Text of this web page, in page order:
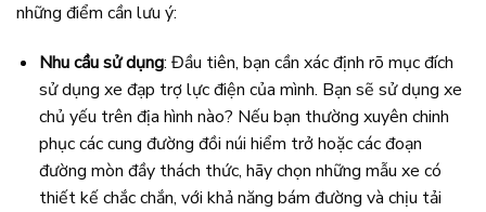
những điểm cần lưu ý:
Nhu cầu sử dụng: Đầu tiên, bạn cần xác định rõ mục đích
sử dụng xe đạp trợ lực điện của mình. Bạn sẽ sử dụng xe
chủ yếu trên địa hình nào? Nếu bạn thường xuyên chinh
phục các cung đường đồi núi hiểm trở hoặc các đoạn
đường mòn đầy thách thức, hãy chọn những mẫu xe có
thiết kế chắc chắn, với khả năng bám đường và chịu tải